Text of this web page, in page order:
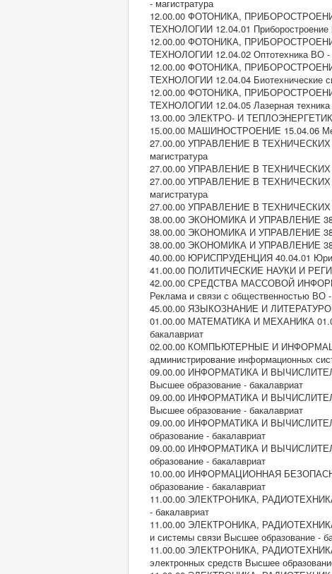
- магистратура
12.00.00 ФОТОНИКА,
ТЕХНОЛОГИИ 12.04.01 Приборостроение
12.00.00 ФОТОНИКА,
ТЕХНОЛОГИИ 12.04.02 Оптотехника ВО -
12.00.00 ФОТОНИКА,
ТЕХНОЛОГИИ 12.04.04 Биотехнические
12.00.00 ФОТОНИКА,
ТЕХНОЛОГИИ 12.04.05 Лазерная техника
13.00.00 ЭЛЕКТРО- И ТЕПЛОЭНЕРГЕТИКА
15.00.00 МАШИНОСТРОЕНИЕ 15.04.06
27.00.00 УПРАВЛЕНИЕ В ТЕХНИЧЕСКИХ
магистратура
27.00.00 УПРАВЛЕНИЕ В ТЕХНИЧЕСКИХ
27.00.00 УПРАВЛЕНИЕ В ТЕХНИЧЕСКИХ
магистратура
27.00.00 УПРАВЛЕНИЕ В ТЕХНИЧЕСКИХ
38.00.00 ЭКОНОМИКА И УПРАВЛЕНИЕ
38.00.00 ЭКОНОМИКА И УПРАВЛЕНИЕ
38.00.00 ЭКОНОМИКА И УПРАВЛЕНИЕ
40.00.00 ЮРИСПРУДЕНЦИЯ 40.04.01
41.00.00 ПОЛИТИЧЕСКИЕ НАУКИ И
42.00.00 СРЕДСТВА МАССОВОЙ
Реклама и связи с общественностью ВО -
45.00.00 ЯЗЫКОЗНАНИЕ И
01.00.00 МАТЕМАТИКА И МЕХАНИКА
бакалавриат
02.00.00 КОМПЬЮТЕРНЫЕ И
администрирование информационных
09.00.00 ИНФОРМАТИКА И
Высшее образование - бакалавриат
09.00.00 ИНФОРМАТИКА И
Высшее образование - бакалавриат
09.00.00 ИНФОРМАТИКА И
образование - бакалавриат
09.00.00 ИНФОРМАТИКА И
образование - бакалавриат
10.00.00 ИНФОРМАЦИОННАЯ
образование - бакалавриат
11.00.00 ЭЛЕКТРОНИКА,
- бакалавриат
11.00.00 ЭЛЕКТРОНИКА,
и системы связи Высшее образование -
11.00.00 ЭЛЕКТРОНИКА,
электронных средств Высшее